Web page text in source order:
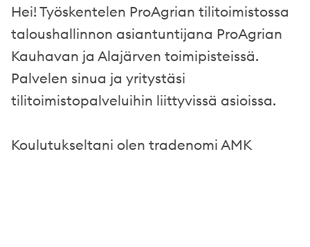
Hei! Työskentelen ProAgrian tilitoimistossa
taloushallinnon asiantuntijana ProAgrian
Kauhavan ja Alajärven toimipisteissä.
Palvelen sinua ja yritystäsi
tilitoimistopalveluihin liittyvissä asioissa.
Koulutukseltani olen tradenomi AMK